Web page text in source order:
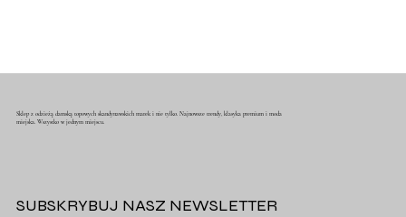
Sklep z odzieżą damską topowych skandynawskich marek i nie tylko. Najnowsze trendy, klasyka premium i moda
miejska. Wszystko w jednym miejscu.
SUBSKRYBUJ NASZ NEWSLETTER